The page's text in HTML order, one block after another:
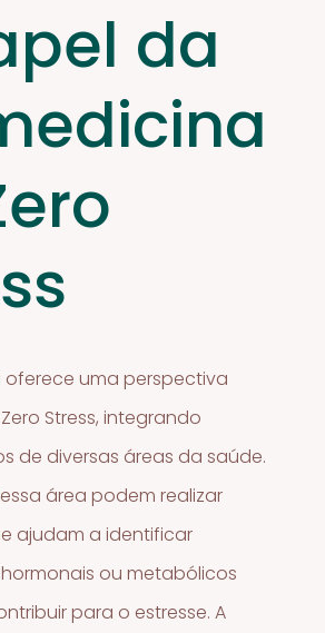
da
oferece uma perspectiva
Stress, integrando
de diversas áreas da saúde.
área podem realizar
ajudam a identificar
ou metabólicos
para o estresse. A